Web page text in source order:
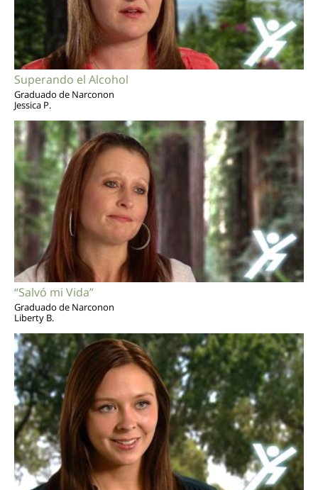
Superando el Alcohol
Graduado de Narconon
Jessica P.
“Salvó mi Vida”
Graduado de Narconon
Liberty B.